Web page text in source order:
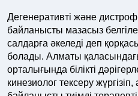
Дегенеративті және
байланысты мазасыз
салдарға әкеледі деп
болады. Алматы
орталығында білікті
кинезиолог тексеру